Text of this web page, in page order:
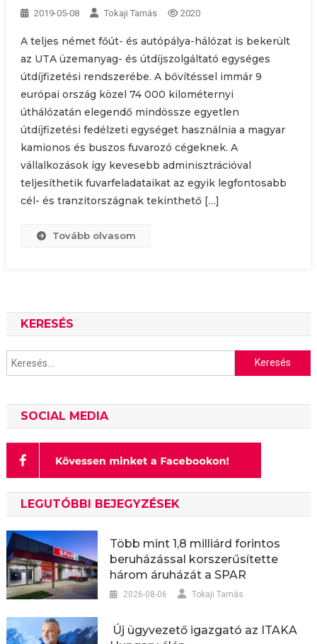
2019-05-08 Tokaji Tamás 2020
A teljes német főút- és autópálya-hálózat is bekerült
az UTA üzemanyag- és útdíjszolgáltató egységes
útdíjfizetési rendszerébe. A bővítéssel immár 9
európai ország közel 74 000 kilométernyi
úthálózatán elegendő mindössze egyetlen
útdíjfizetési fedélzeti egységet használnia a magyar
kamionos és buszos fuvarozó cégeknek. A
vállalkozások így kevesebb adminisztrációval
teljesíthetik fuvarfeladataikat az egyik legfontosabb
cél- és tranzitországnak tekinthető […]
Tovább olvasom
KERESÉS
Keresés:
SOCIAL MEDIA
LEGUTÓBBI BEJEGYZÉSEK
Több mint 1,8 milliárd forintos
beruházással korszerűsítette
három áruházát a SPAR
2026-08-06 Tokaji Tamás
Új ügyvezető igazgató az ITAKA